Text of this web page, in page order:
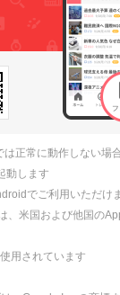
正常に動作しない場
動します
でご利用いただけ
米国および他国の
用されています